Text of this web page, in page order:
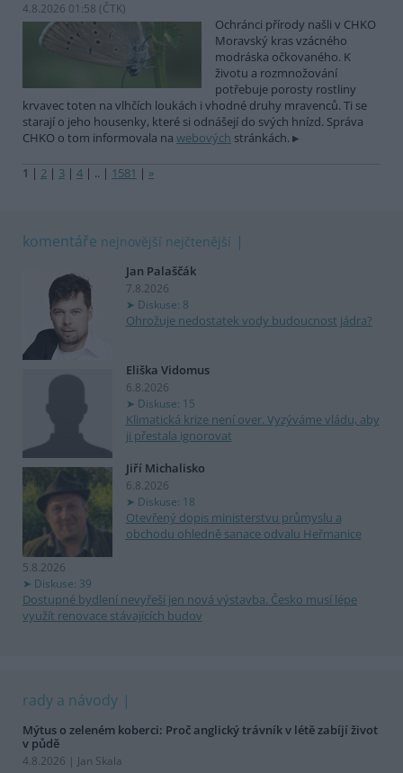
4.8.2026 01:58 (ČTK)
Ochránci přírody našli v CHKO
Moravský kras vzácného
modráska očkovaného. K
životu a rozmnožování
potřebuje porosty rostliny
krvavec toten na vlhčích loukách i vhodné druhy mravenců. Ti se
starají o jeho housenky, které si odnášejí do svých hnízd. Správa
CHKO o tom informovala na webových stránkách.
1 | 2 | 3 | 4 | .. | 1581 | »
komentáře nejnovější nejčtenější
Jan Palaščák
7.8.2026
Diskuse: 8
Ohrožuje nedostatek vody budoucnost jádra?
Eliška Vidomus
6.8.2026
Diskuse: 15
Klimatická krize není over. Vyzýváme vládu, aby
ji přestala ignorovat
Jiří Michalisko
6.8.2026
Diskuse: 18
Otevřený dopis ministerstvu průmyslu a
obchodu ohledně sanace odvalu Heřmanice
5.8.2026
Diskuse: 39
Dostupné bydlení nevyřeší jen nová výstavba. Česko musí lépe
využít renovace stávajících budov
rady a návody
Mýtus o zeleném koberci: Proč anglický trávník v létě zabíjí život
v půdě
4.8.2026 | Jan Skala